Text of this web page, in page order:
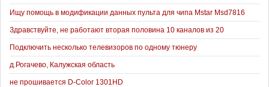
Ищу помощь в модификации данных пульта для чипа Mstar Msd7816
Здравствуйте, не работают вторая половина 10 каналов из 20
Подключить несколько телевизоров по одному тюнеру
д.Рогачево, Калужская область
не прошивается D-Color 1301HD